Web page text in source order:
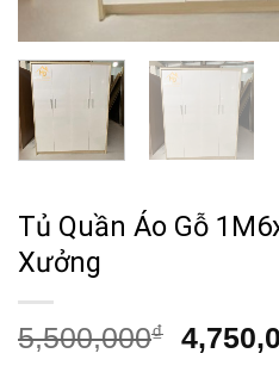
Tủ Quần Áo Gỗ
Xưởng
5,500,000₫
Giá